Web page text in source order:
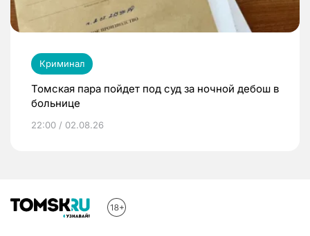
Криминал
Томская пара пойдет под суд за ночной дебош в
больнице
22:00 / 02.08.26